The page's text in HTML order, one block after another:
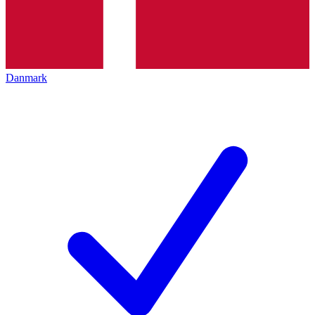
Danmark